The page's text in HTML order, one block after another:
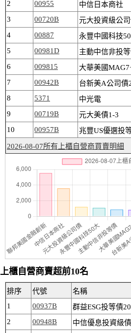
2 00955 中信日本商社
3
00720B 元大投資級公
4
00887 永豐中國科技
5
00981D 主動中信非投
6
009815 大華美國
7
00942B 台新美A公司債
8
5371 中光電
9
00719B 元大美債1-3
10
00957B 兆豐US優選投
2026-08-07所有上櫃自營商買賣明細
上櫃自營商賣超前10名
排序 代號 名稱
1
00937B 群益ESG投等債
2
00948B 中信優息投資級債